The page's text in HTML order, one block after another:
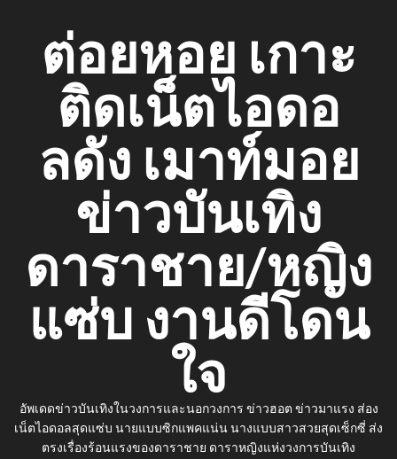
contentต่อยหอย เกาะ
ติดเน็ตไอดอ
ลดัง เมาท์มอย
ข่าวบันเทิง
ดาราชาย/หญิง
แซ่บ งานดีโดน
ใจ
อัพเดดข่าวบันเทิงในวงการและนอกวงการ ข่าวฮอต ข่าวมาแรง ส่อง
เน็ตไอดอลสุดแซ่บ นายแบบซิกแพคแน่น นางแบบสาวสวยสุดเซ็กซี่ ส่ง
ตรงเรื่องร้อนแรงของดาราชาย ดาราหญิงแห่งวงการบันเทิง